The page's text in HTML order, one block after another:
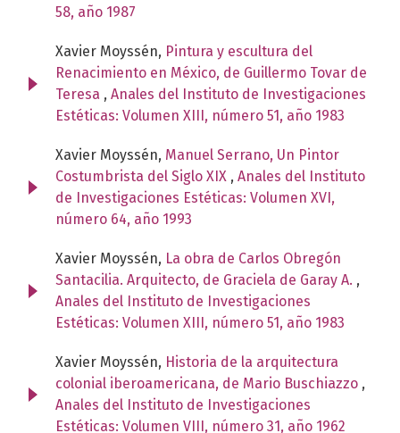
58, año 1987
Xavier Moyssén, Pintura y escultura del
Renacimiento en México, de Guillermo Tovar de
Teresa , Anales del Instituto de Investigaciones
Estéticas: Volumen XIII, número 51, año 1983
Xavier Moyssén, Manuel Serrano, Un Pintor
Costumbrista del Siglo XIX , Anales del Instituto
de Investigaciones Estéticas: Volumen XVI,
número 64, año 1993
Xavier Moyssén, La obra de Carlos Obregón
Santacilia. Arquitecto, de Graciela de Garay A. ,
Anales del Instituto de Investigaciones
Estéticas: Volumen XIII, número 51, año 1983
Xavier Moyssén, Historia de la arquitectura
colonial iberoamericana, de Mario Buschiazzo ,
Anales del Instituto de Investigaciones
Estéticas: Volumen VIII, número 31, año 1962